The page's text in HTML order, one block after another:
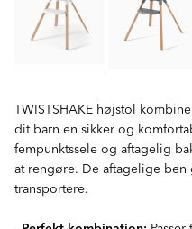
TWISTSHAKE højstol
dit barn en sikker og
fempunktssele og aftagelig
at rengøre. De aftagelige
transportere.